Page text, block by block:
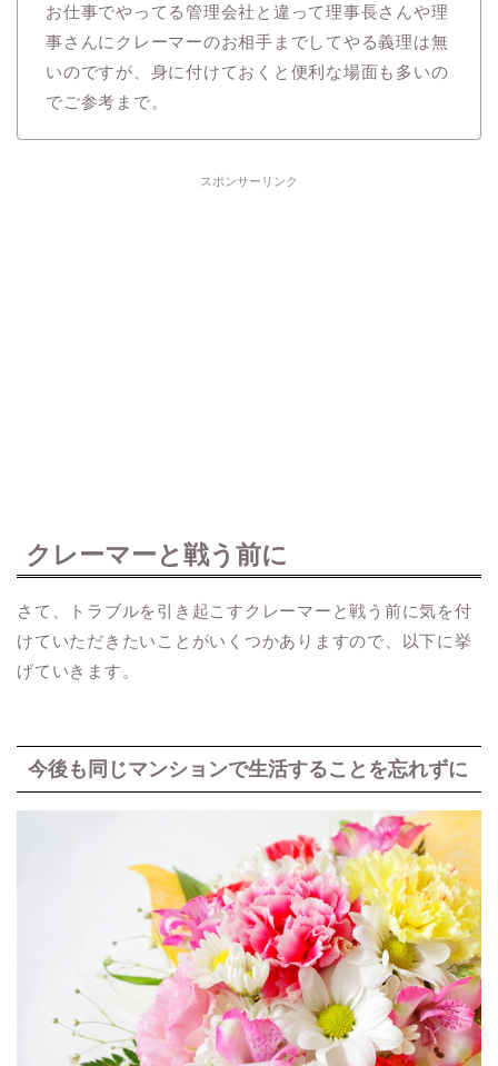
お仕事でやってる管理会社と違って理事長さんや理
事さんにクレーマーのお相手までしてやる義理は無
いのですが、身に付けておくと便利な場面も多いの
でご参考まで。
スポンサーリンク
クレーマーと戦う前に
さて、トラブルを引き起こすクレーマーと戦う前に気を付
けていただきたいことがいくつかありますので、以下に挙
げていきます。
今後も同じマンションで生活することを忘れずに